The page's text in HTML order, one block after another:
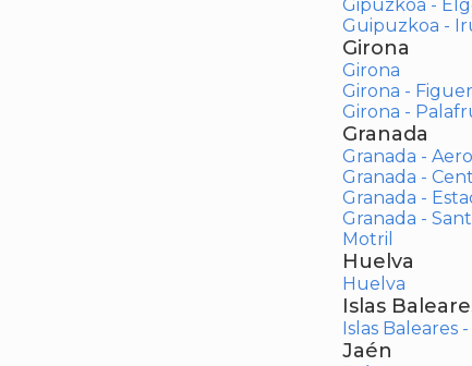
Gipuzkoa -
Guipuzkoa -
Girona
Girona
Girona -
Girona -
Granada
Granada -
Granada -
Granada -
Granada -
Motril
Huelva
Huelva
Islas
Islas Baleares
Jaén